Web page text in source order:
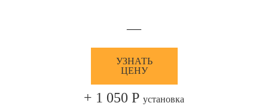
—
УЗНАТЬ
ЦЕНУ
+ 1 050 Р установка